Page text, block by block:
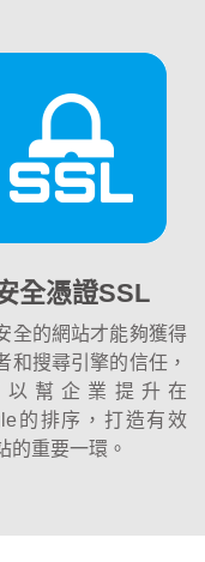
全憑證SSL
全的網站才能夠獲得
和搜尋引擎的信任，
以幫企業提升在
的排序，打造有效
的重要一環。